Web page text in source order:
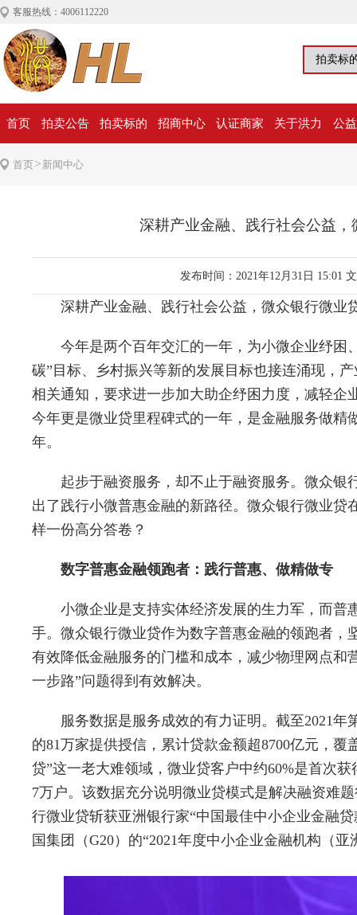
客服热线：4006112220
首页 拍卖公告 拍卖标的 招商中心 认证商家 关于洪力 公
首页> 新闻中心
深耕产业金融、践行社会公益
发布时间：2021年12月31日 15:01
深耕产业金融、践行社会公益，微众银行微业
今年是两个百年交汇的一年，为小微企业纾困
碳”目标、乡村振兴等新的发展目标也接连涌现，
相关通知，要求进一步加大助企纾困力度，减轻
今年更是微业贷里程碑式的一年，是金融服务做
年。
起步于融资服务，却不止于融资服务。微众银
出了践行小微普惠金融的新路径。微众银行微业
样一份高分答卷？
数字普惠金融领跑者：践行普惠、做精做专
小微企业是支持实体经济发展的生力军，而普
手。微众银行微业贷作为数字普惠金融的领跑者
有效降低金融服务的门槛和成本，减少物理网点和
一步路”问题得到有效解决。
服务数据是服务成效的有力证明。截至2021
的81万家提供授信，累计贷款金额超8700亿元，
贷”这一老大难领域，微业贷客户中约60%是首次
7万户。该数据充分说明微业贷模式是解决融资难
行微业贷斩获亚洲银行家“中国最佳中小企业金融
国集团（G20）的“2021年度中小企业金融机构（